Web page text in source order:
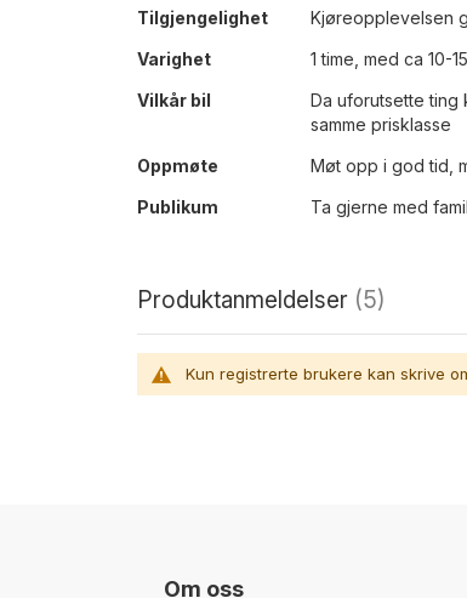
Tilgjengelighet
Kjøreopplevelsen
Varighet
1 time, med ca 10-
Vilkår bil
Da uforutsette ting
samme prisklasse
Oppmøte
Møt opp i god tid,
Publikum
Ta gjerne med
Produktanmeldelser 5
Kun registrerte brukere kan skrive
Om oss